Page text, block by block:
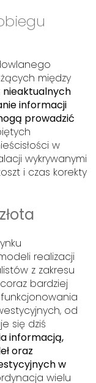
między
nieaktualnych
informacji
prowadzić
w
wykrywanymi
i czas korekty
realizacji
z zakresu
bardziej
od
się dziś
informacją,
oraz
w
wielu